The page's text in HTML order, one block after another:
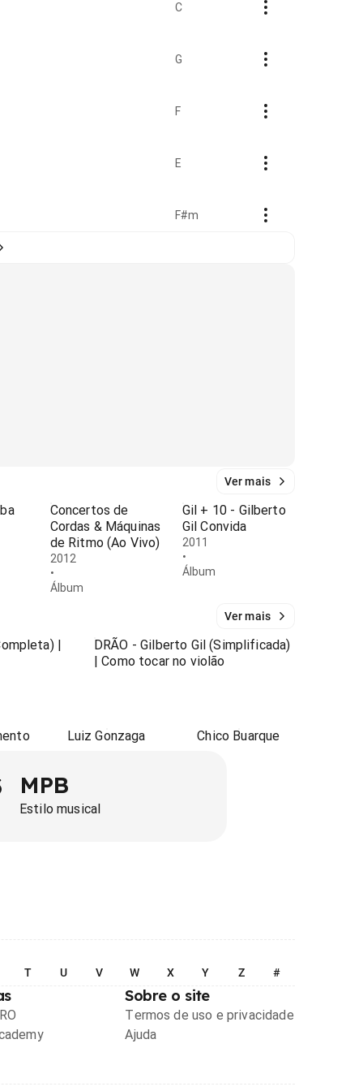
C
G
F
E
F#m
Ver mais
Concertos de
Cordas & Máquinas
de Ritmo (Ao Vivo)
2012
•
Álbum
Gil + 10 - Gilberto
Gil Convida
2011
•
Álbum
Ver mais
|
DRÃO - Gilberto Gil (Simplificada)
| Como tocar no violão
Luiz Gonzaga Chico Buarque
MPB
Estilo musical
T U V W X Y Z #
Sobre o site
Termos de uso e privacidade
Ajuda